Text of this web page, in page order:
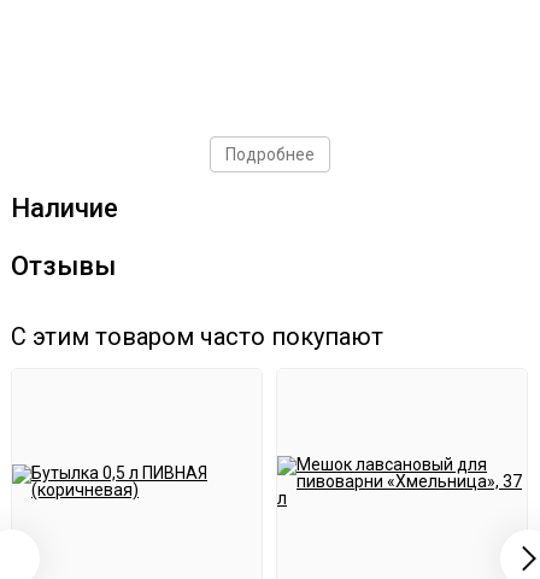
Подробнее
Наличие
Отзывы
С этим товаром часто покупают